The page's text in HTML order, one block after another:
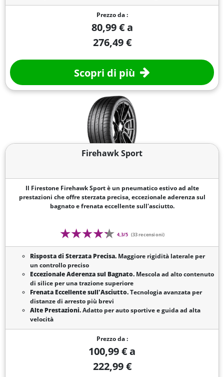
Prezzo da :
80,99 € a
276,49 €
Scopri di più
Firehawk Sport
Il Firestone Firehawk Sport è un pneumatico estivo ad alte
prestazioni che offre sterzata precisa, eccezionale aderenza sul
bagnato e frenata eccellente sull'asciutto.
4,3/5 (33 recensioni)
Risposta di Sterzata Precisa.Maggiore rigidità laterale per
un controllo preciso
Eccezionale Aderenza sul Bagnato.Mescola ad alto contenuto
di silice per una trazione superiore
Frenata Eccellente sull'Asciutto.Tecnologia avanzata per
distanze di arresto più brevi
Alte Prestazioni.Adatto per auto sportive e guida ad alta
velocità
Prezzo da :
100,99 € a
222,99 €